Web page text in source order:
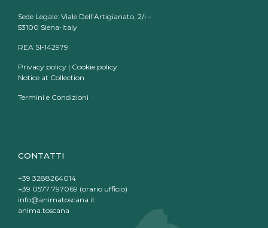
Sede Legale: Viale Dell’Artigianato, 2/i –
53100 Siena-Italy
REA SI-142979
Privacy policy | Cookie policy
Notice at Collection
Termini e Condizioni
CONTATTI
+39 3288264014
+39 0577 797069 (orario ufficio)
info@animatoscana.it
anima.toscana